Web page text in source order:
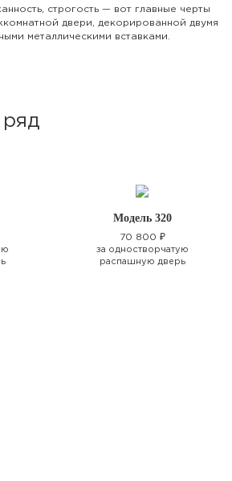
строгость — вот главные черты
двери, декорированной двумя
металлическими вставками.
Модель 320
70 800 ₽
за одностворчатую
распашную дверь